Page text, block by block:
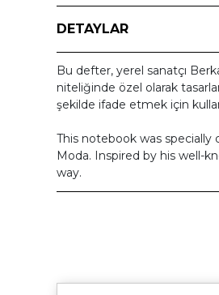
DETAYLAR
Bu defter, yerel sanatçı
niteliğinde özel olarak
şekilde ifade etmek için
This notebook was specially
Moda. Inspired by his well-
way.